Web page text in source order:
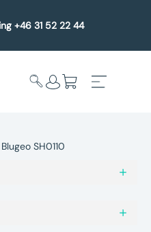
+46 31 52 22 44
undermeny
SH0110